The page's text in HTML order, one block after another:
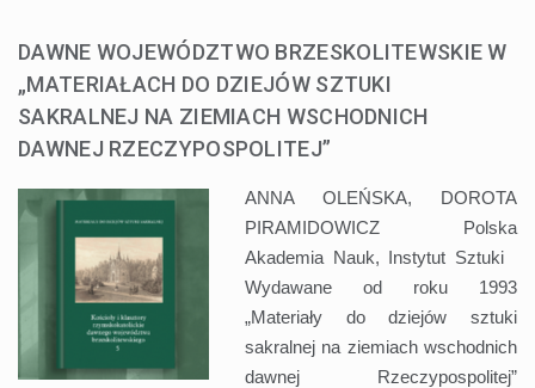
DAWNE WOJEWÓDZTWO BRZESKOLITEWSKIE W
„MATERIAŁACH DO DZIEJÓW SZTUKI
SAKRALNEJ NA ZIEMIACH WSCHODNICH
DAWNEJ RZECZYPOSPOLITEJ”
ANNA OLEŃSKA, DOROTA
PIRAMIDOWICZ Polska
Akademia Nauk, Instytut Sztuki
Wydawane od roku 1993
„Materiały do dziejów sztuki
sakralnej na ziemiach wschodnich
dawnej Rzeczypospolitej”